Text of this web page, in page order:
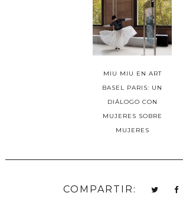
MIU MIU EN ART
BASEL PARIS: UN
DIÁLOGO CON
MUJERES SOBRE
MUJERES
COMPARTIR: